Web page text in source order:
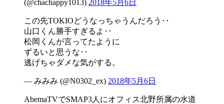
(@chachappy1013) 2018年5月6日
この先TOKIOどうなっちゃうんだろう‥
山口くん勝手すぎるよ‥
松岡くんが言ってたように
ずるいと思うな‥
逃げちゃダメな気がする。
— みみみ (@N0302_ex) 2018年5月6日
AbemaTVでSMAP3人にオフィス北野所属の水道